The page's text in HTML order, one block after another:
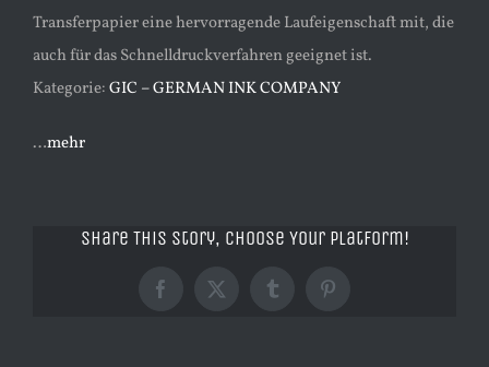
Transferpapier eine hervorragende Laufeigenschaft mit, die
auch für das Schnelldruckverfahren geeignet ist.
Kategorie:GIC – GERMAN INK COMPANY
…mehr
Share This Story, Choose Your Platform!
Facebook
X TumblrPinterest